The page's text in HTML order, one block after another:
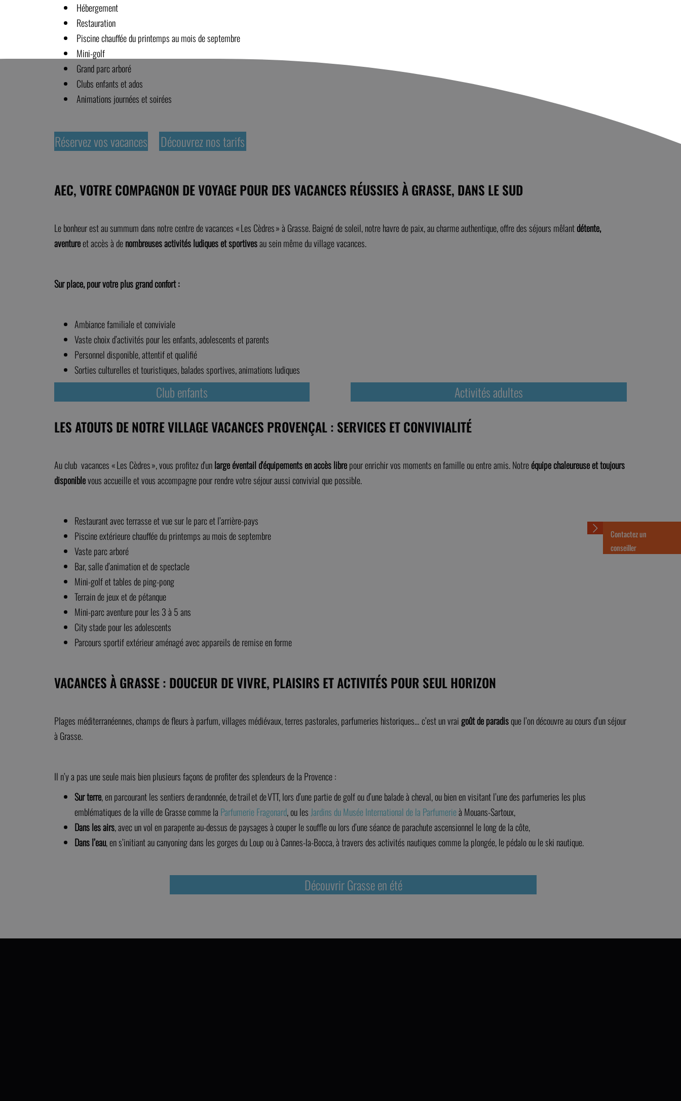
Contactez un
conseiller
Hébergement
Restauration
Piscine chauffée du printemps au mois de septembre
Mini-golf
Grand parc arboré
Clubs enfants et ados
Animations journées et soirées
Réservez vos vacances Découvrez nos tarifs
AEC, VOTRE COMPAGNON DE VOYAGE POUR DES VACANCES RÉUSSIES À GRASSE, DANS LE SUD
Le bonheur est au summum dans notre centre de vacances « Les Cèdres » à Grasse. Baigné de soleil, notre havre de paix, au charme authentique, offre des séjours mêlantdétente,
aventureet accès à denombreuses activités ludiques et sportivesau sein même du village vacances.
Sur place, pour votre plus grand confort :
Ambiance familiale et conviviale
Vaste choix d’activités pour les enfants, adolescents et parents
Personnel disponible, attentif et qualifié
Sorties culturelles et touristiques, balades sportives, animations ludiques
Club enfants Activités adultes
LES ATOUTS DE NOTRE VILLAGE VACANCES PROVENÇAL : SERVICES ET CONVIVIALITÉ
Au club vacances « Les Cèdres », vous profitez d'unlarge éventail d'équipements en accès librepour enrichir vos moments en famille ou entre amis. Notreéquipe chaleureuse et toujours
disponiblevous accueille et vous accompagne pour rendre votre séjour aussi convivial que possible.
Restaurant avec terrasse et vue sur le parc et l’arrière-pays
Piscine extérieure chauffée du printemps au mois de septembre
Vaste parc arboré
Bar, salle d’animation et de spectacle
Mini-golf et tables de ping-pong
Terrain de jeux et de pétanque
Mini-parc aventure pour les 3 à 5 ans
City stade pour les adolescents
Parcours sportif extérieur aménagé avec appareils de remise en forme
VACANCES À GRASSE : DOUCEUR DE VIVRE, PLAISIRS ET ACTIVITÉS POUR SEUL HORIZON
Plages méditerranéennes, champs de fleurs à parfum, villages médiévaux, terres pastorales, parfumeries historiques… c’est un vrai goût de paradisque l’on découvre au cours d’un séjour
à Grasse.
Il n’y a pas une seule mais bien plusieurs façons de profiter des splendeurs de la Provence :
Sur terre, en parcourant les sentiers de randonnée, de trail et de VTT, lors d’une partie de golf ou d’une balade à cheval, ou bien en visitant l’une des parfumeries les plus
emblématiques de la ville de Grasse comme la Parfumerie Fragonard, ou les Jardins du Musée International de la Parfumerieà Mouans-Sartoux,
Dans les airs, avec un vol en parapente au-dessus de paysages à couper le souffle ou lors d’une séance de parachute ascensionnel le long de la côte,
Dans l’eau, en s’initiant au canyoning dans les gorges du Loup ou à Cannes-la-Bocca, à travers des activités nautiques comme la plongée, le pédalo ou le ski nautique.
Découvrir Grasse en été